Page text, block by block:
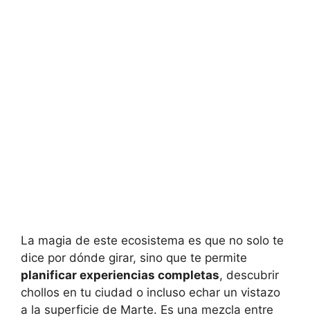
La magia de este ecosistema es que no solo te
dice por dónde girar, sino que te permite
planificar experiencias completas, descubrir
chollos en tu ciudad o incluso echar un vistazo
a la superficie de Marte. Es una mezcla entre